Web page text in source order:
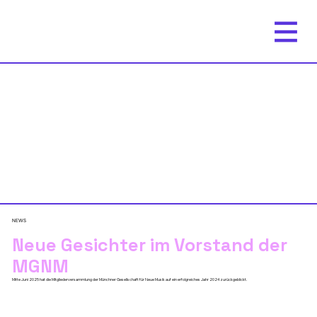
NEWS
Neue Gesichter im Vorstand der
MGNM
Mitte Juni 2025 hat die Mitgliederversammlung der Münchner Gesellschaft für Neue Musik auf ein erfolgreiches Jahr 2024 zurückgeblickt.